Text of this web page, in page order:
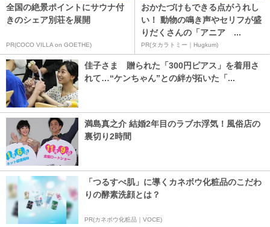
全国の絶景ポイントにサウナ付
きのシェア別荘を展開
PR(COCO VILLA on GOETHE)
おかたづけもできる点がうれし
い！ 動物の鳴き声やセリフが盛
りだくさんの「アニア ...
PR(タカラトミー｜Hugkum)
佳子さま 贈られた「300円ピアス」を着用さ
れて…“ケンちゃん”との絆が拓いた「...
満島真之介 結婚2年目のラブホ浮気！風俗店の
裏切り2時間
「つるすべ肌」に導くカネボウ化粧品のこだわ
りの酵素洗顔とは？
PR(カネボウ化粧品｜VOCE)